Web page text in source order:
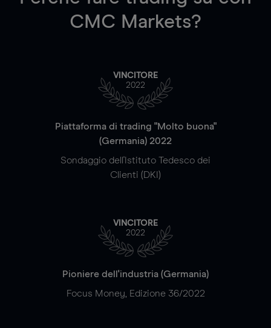
CMC Markets?
VINCITORE
2022
Piattaforma di trading "Molto buona"
(Germania) 2022
Sondaggio dell'Istituto Tedesco dei
Clienti (DKI)
VINCITORE
2022
Pioniere dell'industria (Germania)
Focus Money, Edizione 36/2022